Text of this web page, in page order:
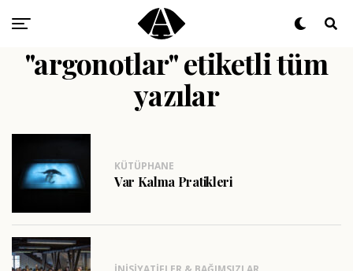
"argonotlar" etiketli tüm
yazılar
KÜTÜPHANE
Var Kalma Pratikleri